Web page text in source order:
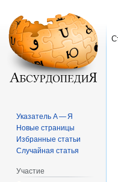
Указатель А — Я
Новые страницы
Избранные статьи
Случайная статья
Участие